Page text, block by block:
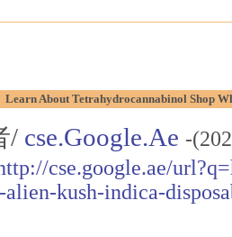
Learn About Tetrahydrocannabinol Shop
/ cse.Google.Ae -
cse.google.ae/
kush-indica-